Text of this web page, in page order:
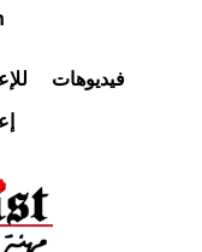
فيديوهات